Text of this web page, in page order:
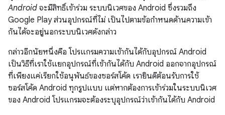
Android จะมีสิทธิ์เข้าร่วม ระบบนิเวศของ Android ซึ่งรวมถึง
Google Play ส่วนอุปกรณ์ที่ไม่ เป็นไปตามข้อกำหนดด้านความเข้า
กันได้จะอยู่นอกระบบนิเวศดังกล่าว
กล่าวอีกนัยหนึ่งคือ โปรแกรมความเข้ากันได้กับอุปกรณ์ Android
เป็นวิธีที่เราใช้แยกอุปกรณ์ที่เข้ากันได้กับ Android ออกจากอุปกรณ์
ที่เพียงแค่เรียกใช้อนุพันธ์ของซอร์สโค้ด เรายินดีต้อนรับการใช้
ซอร์สโค้ด Android ทุกรูปแบบ แต่หากต้องการเข้าร่วมในระบบนิเวศ
ของ Android โปรแกรมจะต้องระบุอุปกรณ์ว่าเข้ากันได้กับ Android